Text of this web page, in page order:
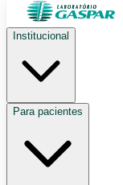
Institucional
Para pacientes